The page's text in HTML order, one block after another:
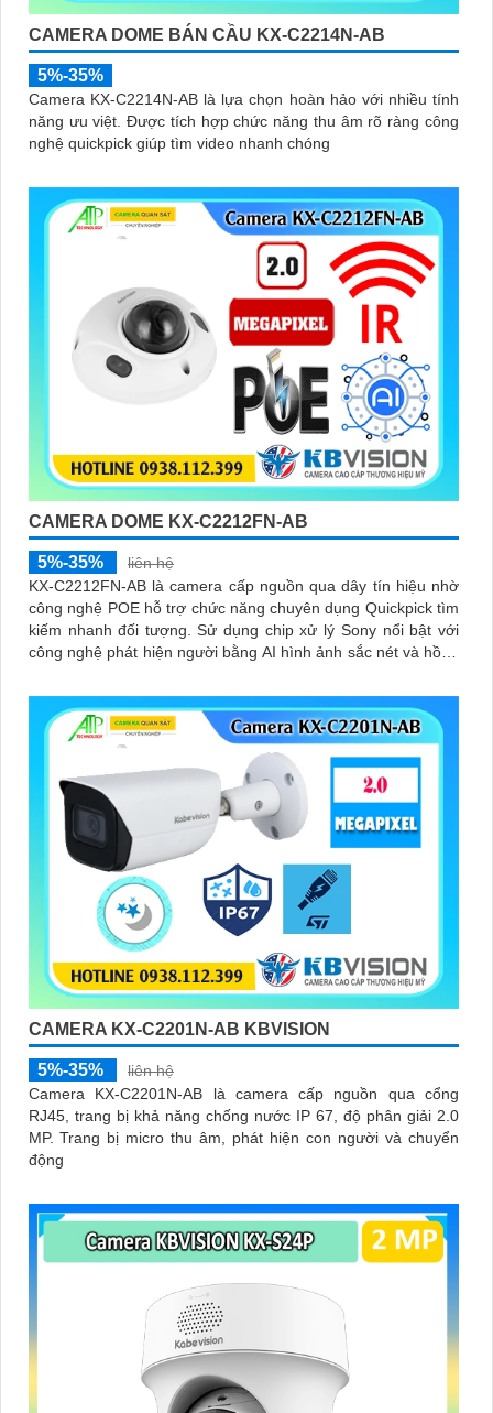
CAMERA DOME BÁN CẦU KX-C2214N-AB
5%-35%
Camera KX-C2214N-AB là lựa chọn hoàn hảo với nhiều tính
năng ưu việt. Được tích hợp chức năng thu âm rõ ràng công
nghệ quickpick giúp tìm video nhanh chóng
CAMERA DOME KX-C2212FN-AB
5%-35%
liên hệ
KX-C2212FN-AB là camera cấp nguồn qua dây tín hiệu nhờ
công nghệ POE hỗ trợ chức năng chuyên dụng Quickpick tìm
kiếm nhanh đối tượng. Sử dụng chip xử lý Sony nổi bật với
công nghệ phát hiện người bằng AI hình ảnh sắc nét và hồng
CAMERA KX-C2201N-AB KBVISION
5%-35%
liên hệ
Camera KX-C2201N-AB là camera cấp nguồn qua cổng
RJ45, trang bị khả năng chống nước IP 67, độ phân giải 2.0
MP. Trang bị micro thu âm, phát hiện con người và chuyển
động